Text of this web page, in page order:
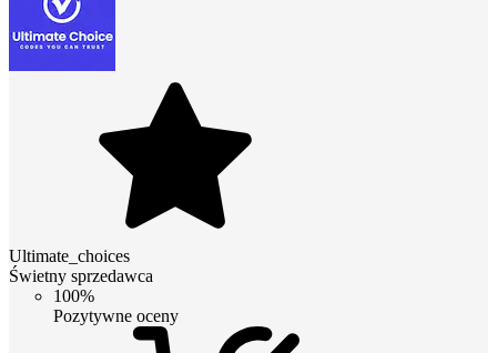
Ultimate_choices
Świetny sprzedawca
100%
Pozytywne oceny